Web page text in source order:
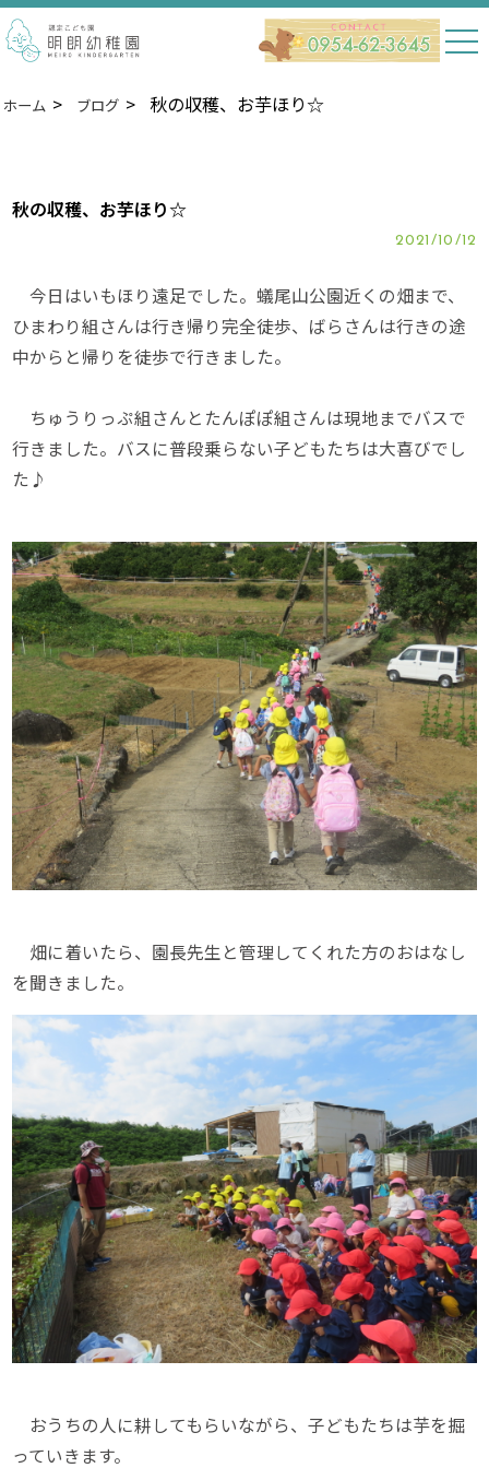
ホーム ブログ 秋の収穫、お芋ほり☆
秋の収穫、お芋ほり☆
2021/10/12
今日はいもほり遠足でした。蟻尾山公園近くの畑まで、
ひまわり組さんは行き帰り完全徒歩、ばらさんは行きの途
中からと帰りを徒歩で行きました。
ちゅうりっぷ組さんとたんぽぽ組さんは現地までバスで
行きました。バスに普段乗らない子どもたちは大喜びでし
た♪
畑に着いたら、園長先生と管理してくれた方のおはなし
を聞きました。
おうちの人に耕してもらいながら、子どもたちは芋を掘
っていきます。